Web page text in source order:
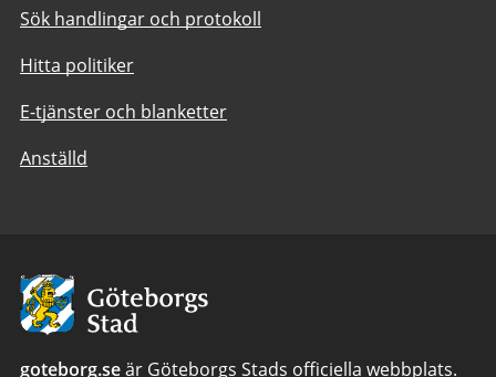
Sök handlingar och protokoll
Hitta politiker
E-tjänster och blanketter
Anställd
Avsändare:
Göteborgs
Stad
goteborg.seär Göteborgs Stads officiella webbplats.